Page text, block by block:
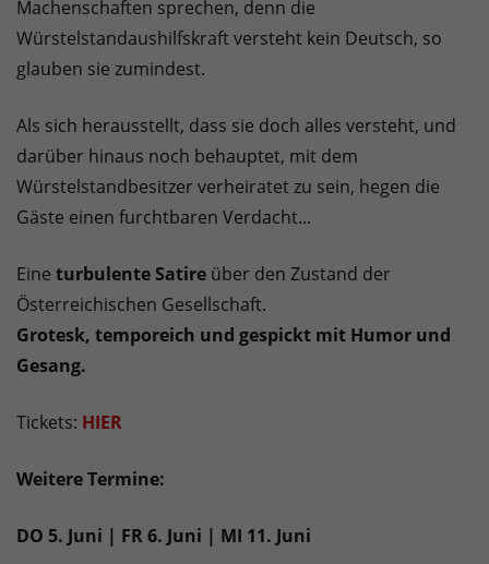
Machenschaften sprechen, denn die
Würstelstandaushilfskraft versteht kein Deutsch, so
glauben sie zumindest.
Als sich herausstellt, dass sie doch alles versteht, und
darüber hinaus noch behauptet, mit dem
Würstelstandbesitzer verheiratet zu sein, hegen die
Gäste einen furchtbaren Verdacht...
Eine turbulente Satire über den Zustand der
Österreichischen Gesellschaft.
Grotesk, temporeich und gespickt mit Humor und
Gesang.
Tickets: HIER
Weitere Termine:
DO 5. Juni | FR 6. Juni | MI 11. Juni